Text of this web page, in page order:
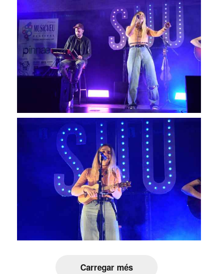
Carregar més